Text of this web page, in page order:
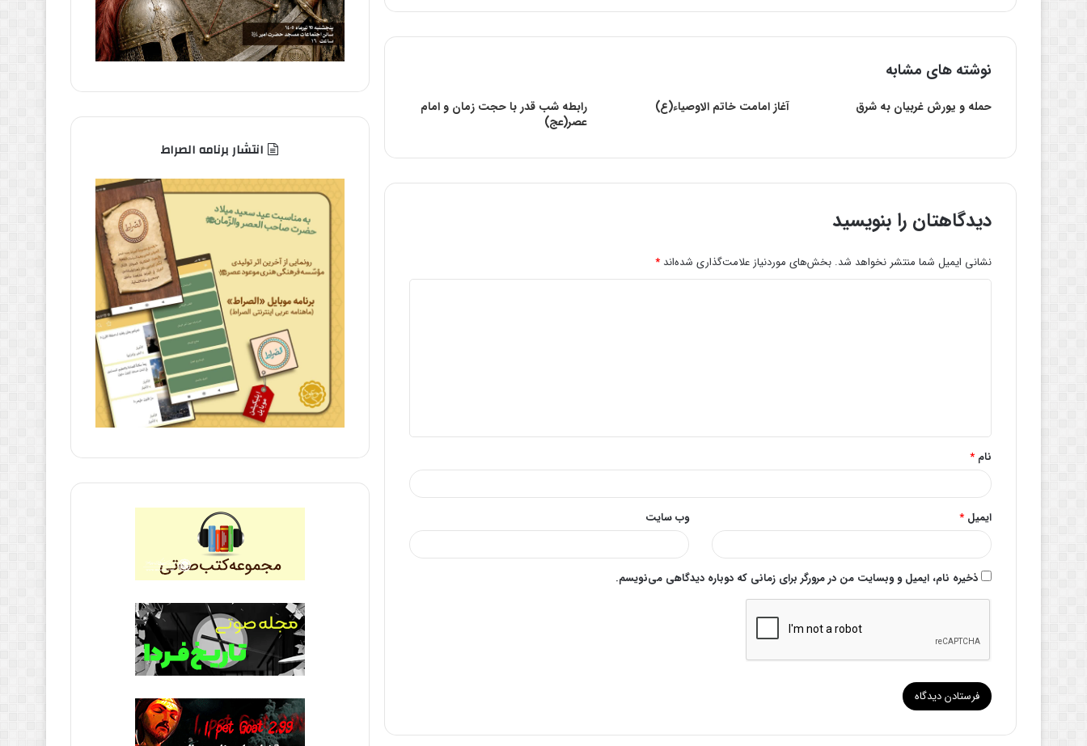
نوشته های مشابه
حمله و یورش غربیان به شرق آغاز امامت خاتم الاوصياء(ع)
رابطه شب قدر با حجت زمان و امام
عصر(عج)
دیدگاهتان را بنویسید
نشانی ایمیل شما منتشر نخواهد شد. بخش‌های موردنیاز علامت‌گذاری شده‌اند *
*
نام *
ایمیل * وب‌ سایت
ذخیره نام، ایمیل و وبسایت من در مرورگر برای زمانی که دوباره دیدگاهی می‌نویسم.
انتشار برنامه الصراط